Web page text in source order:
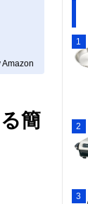
Amazon
簡
1
2
3